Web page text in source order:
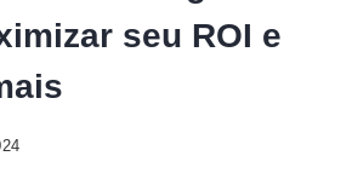
seu ROI e